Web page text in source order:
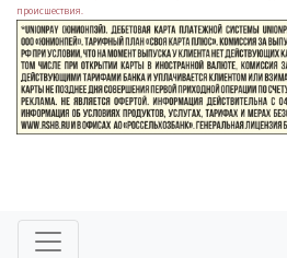
происшествия.